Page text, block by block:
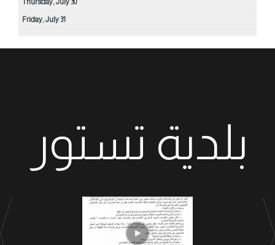
Thursday,July30
Friday,July31
بلدية تستور